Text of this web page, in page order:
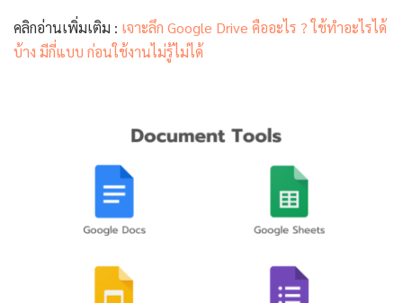
คลิกอ่านเพิ่มเติม : เจาะลึก Google Drive คืออะไร ? ใช้ทำอะไรได้
บ้าง มีกี่แบบ ก่อนใช้งานไม่รู้ไม่ได้